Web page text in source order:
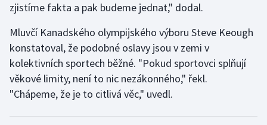
Motorsport
Olympijské hry
zjistíme fakta a pak budeme jednat," dodal.
Mluvčí Kanadského olympijského výboru Steve Keough
konstatoval, že podobné oslavy jsou v zemi v
kolektivních sportech běžné. "Pokud sportovci splňují
věkové limity, není to nic nezákonného," řekl.
"Chápeme, že je to citlivá věc," uvedl.